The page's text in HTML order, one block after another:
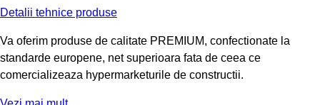
Detalii tehnice produse
Va oferim produse de calitate PREMIUM, confectionate la
standarde europene, net superioara fata de ceea ce
comercializeaza hypermarketurile de constructii.